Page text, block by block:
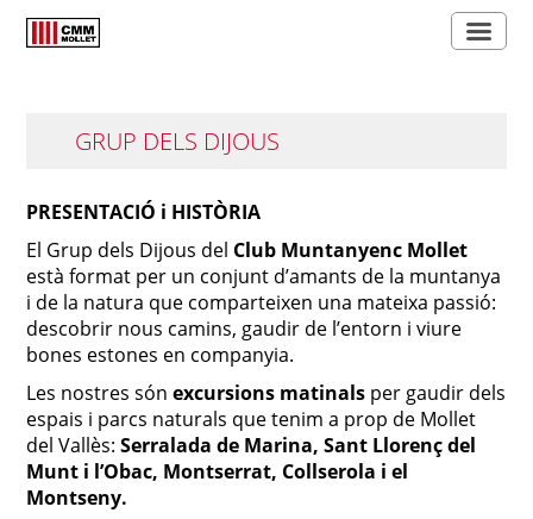
GRUP DELS DIJOUS
PRESENTACIÓ i HISTÒRIA
El Grup dels Dijous del Club Muntanyenc Mollet
està format per un conjunt d’amants de la muntanya
i de la natura que comparteixen una mateixa passió:
descobrir nous camins, gaudir de l’entorn i viure
bones estones en companyia.
Les nostres sónexcursions matinals per gaudir dels
espais i parcs naturals que tenim a prop de Mollet
del Vallès:Serralada de Marina, Sant Llorenç del
Munt i l’Obac, Montserrat, Collserola i el
Montseny.